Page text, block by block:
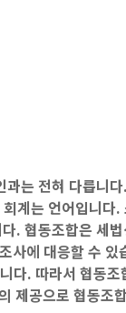
는 전혀 다릅니
계는 언어입니
. 협동조합은
사에 대응할 수
. 따라서 협동
제공으로 협동조